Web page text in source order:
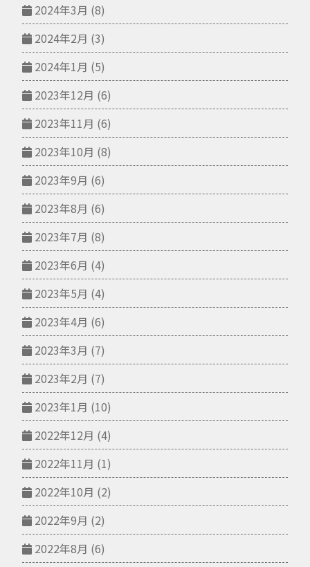
2024年3月 (8)
2024年2月 (3)
2024年1月 (5)
2023年12月 (6)
2023年11月 (6)
2023年10月 (8)
2023年9月 (6)
2023年8月 (6)
2023年7月 (8)
2023年6月 (4)
2023年5月 (4)
2023年4月 (6)
2023年3月 (7)
2023年2月 (7)
2023年1月 (10)
2022年12月 (4)
2022年11月 (1)
2022年10月 (2)
2022年9月 (2)
2022年8月 (6)